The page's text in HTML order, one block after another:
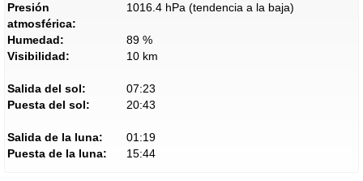
Presión
atmosférica:
1016.4 hPa (tendencia a la baja)
Humedad:
89 %
Visibilidad:
10 km
Salida del sol:
07:23
Puesta del sol:
20:43
Salida de la luna:
01:19
Puesta de la luna:
15:44